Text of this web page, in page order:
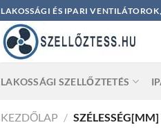
LAKOSSÁGI ÉS IPARI
LAKOSSÁGI SZELLŐZTETÉS
KEZDŐLAP /